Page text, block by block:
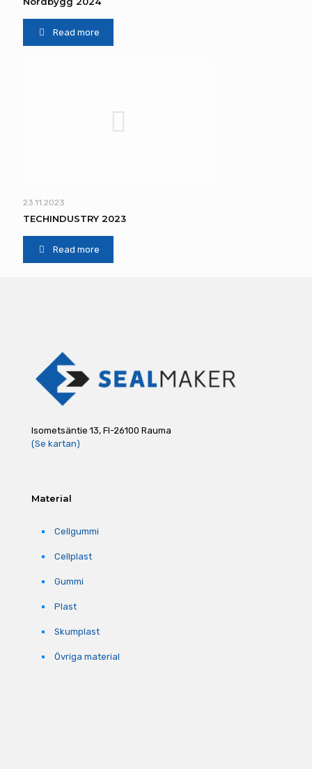
Read more
23.11.2023
TECHINDUSTRY 2023
Read more
Isometsäntie 13, FI-26100 Rauma
(Se kartan)
Material
Cellgummi
Cellplast
Gummi
Plast
Skumplast
Övriga material